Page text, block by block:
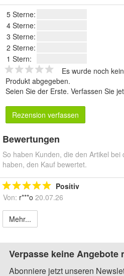
5 Sterne:
4 Sterne:
3 Sterne:
2 Sterne:
1 Stern:
Es wurde noch
Produkt abgegeben.
Seien Sie der Erste. Verfassen Sie
Rezension verfassen
Bewertungen
So haben Kunden, die den Artikel
haben, den Kauf bewertet.
Positiv
Von: r***o 20.07.26
Mehr...
Verpasse keine Angebote
Abonniere jetzt unseren